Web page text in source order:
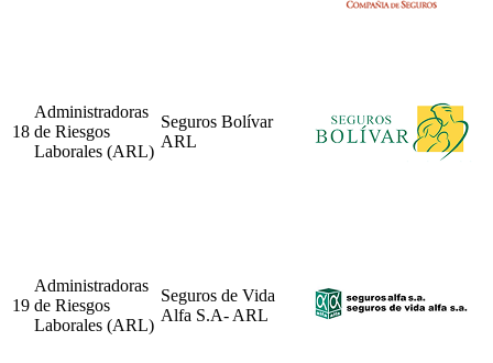
18
Administradoras
de Riesgos
Laborales (ARL)
Seguros Bolívar
ARL
19
Administradoras
de Riesgos
Laborales (ARL)
Seguros de Vida
Alfa S.A- ARL